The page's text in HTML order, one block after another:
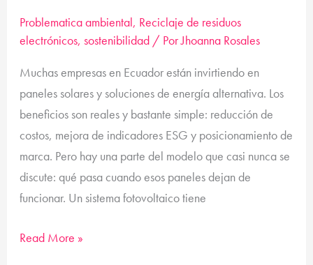
Problematica ambiental, Reciclaje de residuos
electrónicos, sostenibilidad/ PorJhoanna Rosales
Muchas empresas en Ecuador están invirtiendo en
paneles solares y soluciones de energía alternativa. Los
beneficios son reales y bastante simple: reducción de
costos, mejora de indicadores ESG y posicionamiento de
marca. Pero hay una parte del modelo que casi nunca se
discute: qué pasa cuando esos paneles dejan de
funcionar. Un sistema fotovoltaico tiene
Read More »